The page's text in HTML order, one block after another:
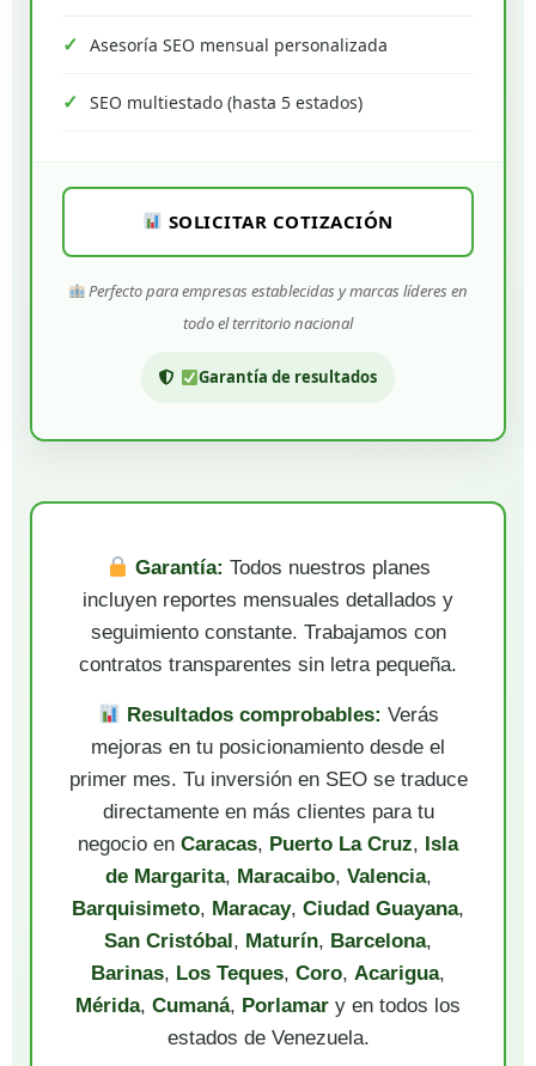
Asesoría SEO mensual personalizada
SEO multiestado (hasta 5 estados)
SOLICITAR COTIZACIÓN
Perfecto para empresas establecidas y marcas líderes en
todo el territorio nacional
Garantía de resultados
Garantía: Todos nuestros planes
incluyen reportes mensuales detallados y
seguimiento constante. Trabajamos con
contratos transparentes sin letra pequeña.
Resultados comprobables: Verás
mejoras en tu posicionamiento desde el
primer mes. Tu inversión en SEO se traduce
directamente en más clientes para tu
negocio en Caracas, Puerto La Cruz, Isla
de Margarita, Maracaibo, Valencia,
Barquisimeto, Maracay, Ciudad Guayana,
San Cristóbal, Maturín, Barcelona,
Barinas, Los Teques, Coro, Acarigua,
Mérida, Cumaná, Porlamar y en todos los
estados de Venezuela.